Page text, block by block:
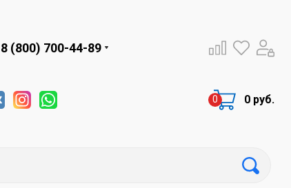
8 (800) 700-44-89
0 руб.